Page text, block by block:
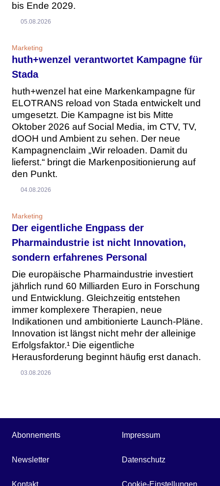
bis Ende 2029.
05.08.2026
Marketing
huth+wenzel verantwortet Kampagne für
Stada
huth+wenzel hat eine Markenkampagne für
ELOTRANS reload von Stada entwickelt und
umgesetzt. Die Kampagne ist bis Mitte
Oktober 2026 auf Social Media, im CTV, TV,
dOOH und Ambient zu sehen. Der neue
Kampagnenclaim „Wir reloaden. Damit du
lieferst.“ bringt die Markenpositionierung auf
den Punkt.
04.08.2026
Marketing
Der eigentliche Engpass der
Pharmaindustrie ist nicht Innovation,
sondern erfahrenes Personal
Die europäische Pharmaindustrie investiert
jährlich rund 60 Milliarden Euro in Forschung
und Entwicklung. Gleichzeitig entstehen
immer komplexere Therapien, neue
Indikationen und ambitionierte Launch-Pläne.
Innovation ist längst nicht mehr der alleinige
Erfolgsfaktor.¹ Die eigentliche
Herausforderung beginnt häufig erst danach.
03.08.2026
Abonnements
Newsletter
Impressum
Datenschutz